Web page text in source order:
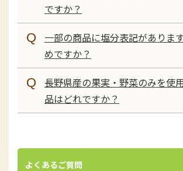
ですか？
一部の商品に塩分表記がありま
めですか？
長野県産の果実・野菜のみを使
品はどれですか？
よくあるご質問